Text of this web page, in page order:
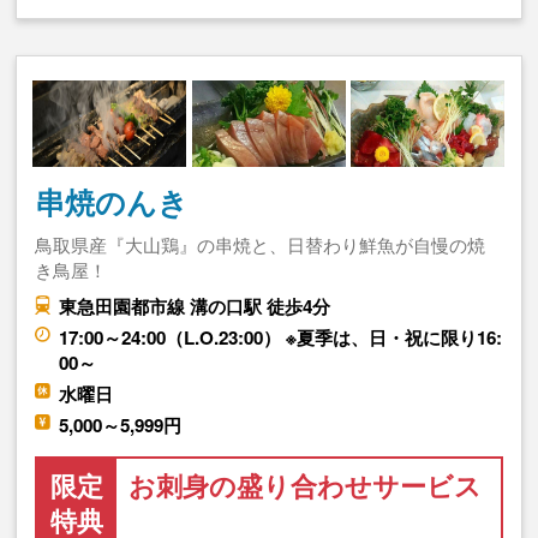
串焼のんき
鳥取県産『大山鶏』の串焼と、日替わり鮮魚が自慢の焼
き鳥屋！
東急田園都市線 溝の口駅 徒歩4分
17:00～24:00（L.O.23:00） ※夏季は、日・祝に限り16:
00～
水曜日
5,000～5,999円
限定
特典
お刺身の盛り合わせサービス